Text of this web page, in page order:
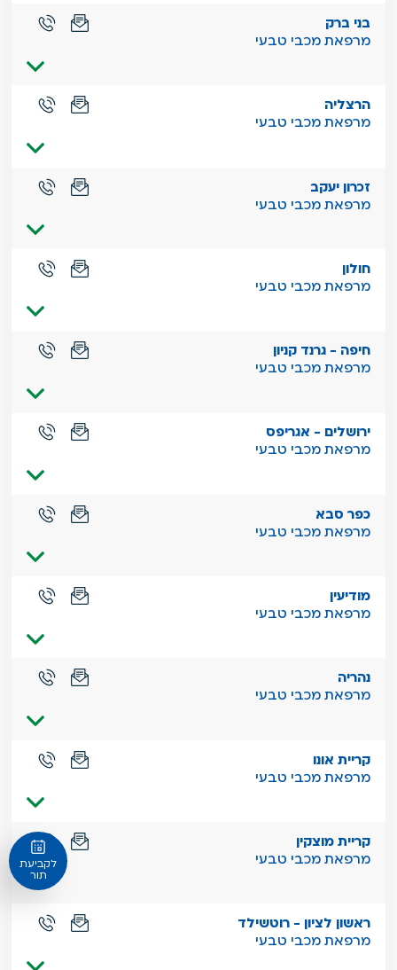
לקביעת
תור
בני ברק
מרפאת מכבי טבעי
הרצליה
מרפאת מכבי טבעי
זכרון יעקב
מרפאת מכבי טבעי
חולון
מרפאת מכבי טבעי
חיפה - גרנד קניון
מרפאת מכבי טבעי
ירושלים - אגריפס
מרפאת מכבי טבעי
כפר סבא
מרפאת מכבי טבעי
מודיעין
מרפאת מכבי טבעי
נהריה
מרפאת מכבי טבעי
קריית אונו
מרפאת מכבי טבעי
קריית מוצקין
מרפאת מכבי טבעי
ראשון לציון - רוטשילד
מרפאת מכבי טבעי